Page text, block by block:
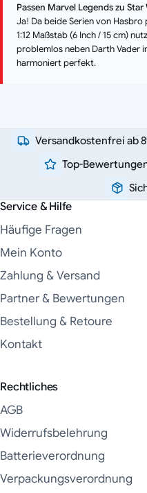
Passen Marvel Legends zu Star
Ja! Da beide Serien von
1:12 Maßstab (6 Inch / 15 cm)
problemlos neben Darth Vader
harmoniert perfekt.
Versandkostenfrei ab
Top-
Service & Hilfe
Häufige Fragen
Mein Konto
Zahlung & Versand
Partner & Bewertungen
Bestellung & Retoure
Kontakt
Rechtliches
AGB
Widerrufsbelehrung
Batterieverordnung
Verpackungsverordnung